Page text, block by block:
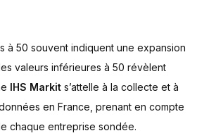
à 50 souvent indiquent une expansion
valeurs inférieures à 50 révèlent
IHS Markit s’attelle à la collecte et à
en France, prenant en compte
chaque entreprise sondée.